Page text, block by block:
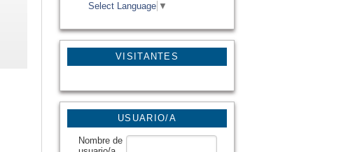
Select Language ▼
VISITANTES
USUARIO/A
Nombre de